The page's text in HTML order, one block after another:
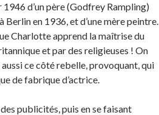
d’un père (Godfrey Rampling)
en 1936, et d’une mère peintre.
Charlotte apprend la maîtrise du
et par des religieuses ! On
ce côté rebelle, provoquant, qui
de fabrique d’actrice.
publicités, puis en se faisant